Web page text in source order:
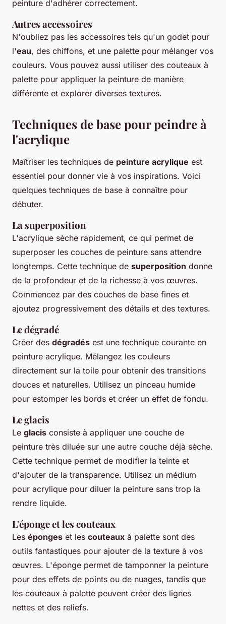
peinture d'adhérer correctement.
Autres accessoires
N'oubliez pas les accessoires tels qu'un godet pour
l'eau, des chiffons, et une palette pour mélanger vos
couleurs. Vous pouvez aussi utiliser des couteaux à
palette pour appliquer la peinture de manière
différente et explorer diverses textures.
Techniques de base pour peindre à
l'acrylique
Maîtriser les techniques de peinture acrylique est
essentiel pour donner vie à vos inspirations. Voici
quelques techniques de base à connaître pour
débuter.
La superposition
L'acrylique sèche rapidement, ce qui permet de
superposer les couches de peinture sans attendre
longtemps. Cette technique de superposition donne
de la profondeur et de la richesse à vos œuvres.
Commencez par des couches de base fines et
ajoutez progressivement des détails et des textures.
Le dégradé
Créer des dégradés est une technique courante en
peinture acrylique. Mélangez les couleurs
directement sur la toile pour obtenir des transitions
douces et naturelles. Utilisez un pinceau humide
pour estomper les bords et créer un effet de fondu.
Le glacis
Le glacis consiste à appliquer une couche de
peinture très diluée sur une autre couche déjà sèche.
Cette technique permet de modifier la teinte et
d'ajouter de la transparence. Utilisez un médium
pour acrylique pour diluer la peinture sans trop la
rendre liquide.
L'éponge et les couteaux
Les éponges et les couteaux à palette sont des
outils fantastiques pour ajouter de la texture à vos
œuvres. L'éponge permet de tamponner la peinture
pour des effets de points ou de nuages, tandis que
les couteaux à palette peuvent créer des lignes
nettes et des reliefs.